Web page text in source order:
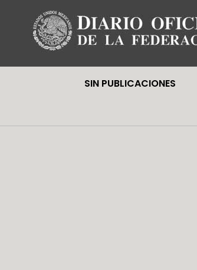
SIN PUBLICACIONES